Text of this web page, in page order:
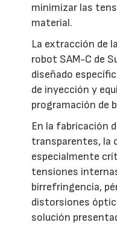
minimizar las
material.
La extracción de
robot SAM-C de
diseñado
de inyección y
programación de
En la fabricación
transparentes, la
especialmente
tensiones
birrefringencia,
distorsiones
solución